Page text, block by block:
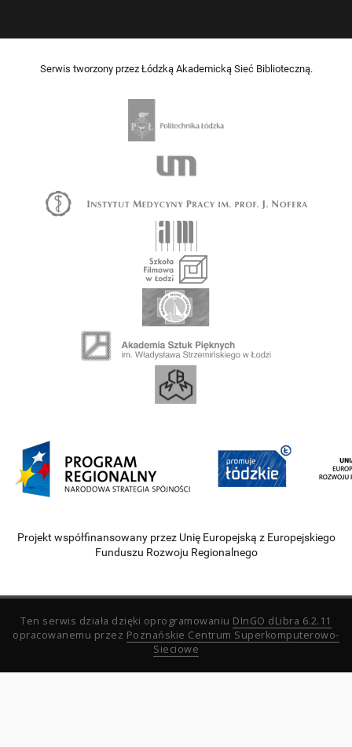
Serwis tworzony przez Łódzką Akademicką Sieć Biblioteczną.
Projekt współfinansowany przez Unię Europejską z Europejskiego
Funduszu Rozwoju Regionalnego
Ten serwis działa dzięki oprogramowaniu DInGO dLibra 6.2.11
opracowanemu przez Poznańskie Centrum Superkomputerowo-
Sieciowe